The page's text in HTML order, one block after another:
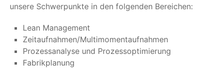
unsere Schwerpunkte in den folgenden Bereichen:
Lean Management
Zeitaufnahmen/Multimomentaufnahmen
Prozessanalyse und Prozessoptimierung
Fabrikplanung